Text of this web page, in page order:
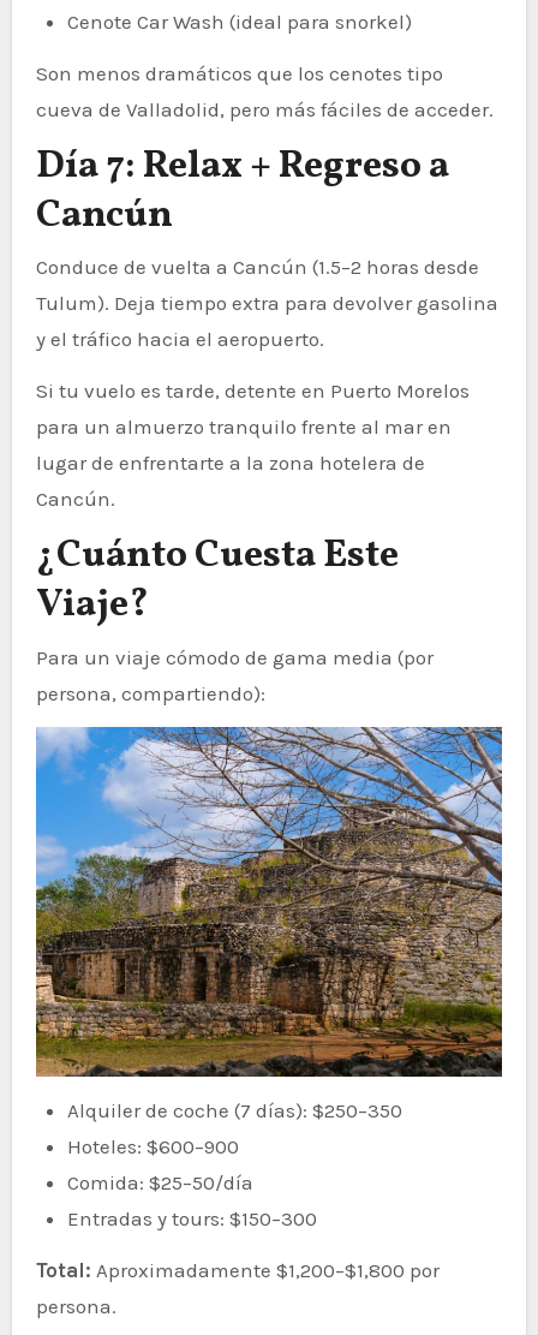
Cenote Car Wash (ideal para snorkel)
Son menos dramáticos que los cenotes tipo
cueva de Valladolid, pero más fáciles de acceder.
Día 7: Relax + Regreso a
Cancún
Conduce de vuelta a Cancún (1.5–2 horas desde
Tulum). Deja tiempo extra para devolver gasolina
y el tráfico hacia el aeropuerto.
Si tu vuelo es tarde, detente en Puerto Morelos
para un almuerzo tranquilo frente al mar en
lugar de enfrentarte a la zona hotelera de
Cancún.
¿Cuánto Cuesta Este
Viaje?
Para un viaje cómodo de gama media (por
persona, compartiendo):
Alquiler de coche (7 días): $250–350
Hoteles: $600–900
Comida: $25–50/día
Entradas y tours: $150–300
Total: Aproximadamente $1,200–$1,800 por
persona.